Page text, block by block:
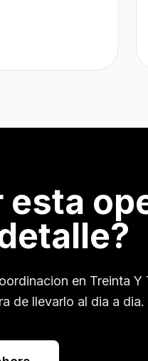
en Treinta Y
de llevarlo al dia a dia.